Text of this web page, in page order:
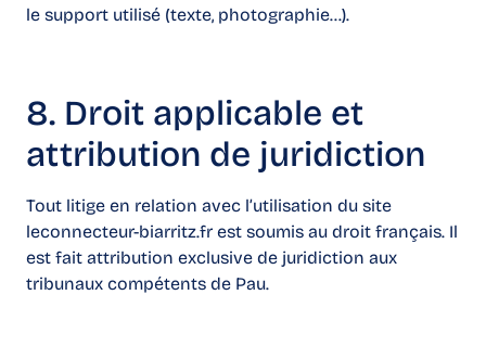
le support utilisé (texte, photographie…).
8. Droit applicable et
attribution de juridiction
Tout litige en relation avec l’utilisation du site
leconnecteur-biarritz.fr est soumis au droit français. Il
est fait attribution exclusive de juridiction aux
tribunaux compétents de Pau.